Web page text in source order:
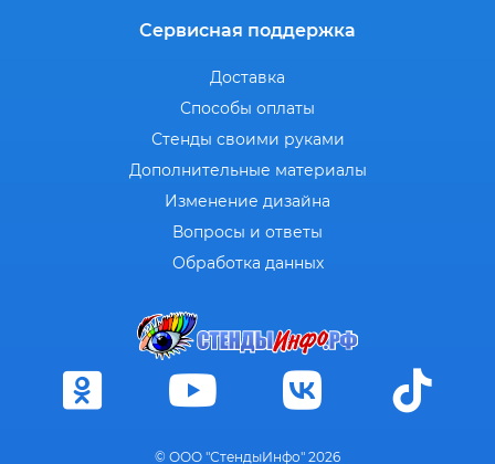
Сервисная поддержка
Доставка
Способы оплаты
Стенды своими руками
Дополнительные материалы
Изменение дизайна
Вопросы и ответы
Обработка данных
© ООО "СтендыИнфо" 2026